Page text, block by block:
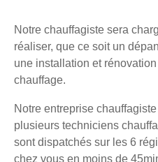
Notre chauffagiste sera
réaliser, que ce soit un
une installation et
chauffage.
Notre entreprise
plusieurs techniciens
sont dispatchés sur les 6
chez vous en moins de